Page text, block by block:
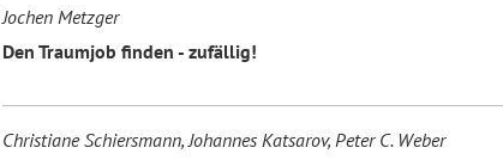
Jochen Metzger
Den Traumjob finden - zufällig!
Christiane Schiersmann, Johannes Katsarov, Peter C. Weber